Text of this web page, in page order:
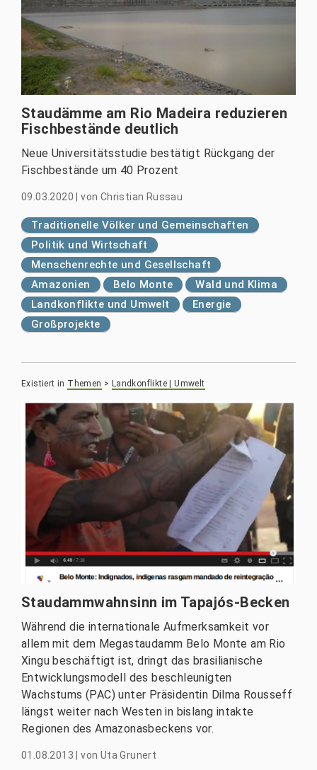
Staudämme am Rio Madeira reduzieren
Fischbestände deutlich
Neue Universitätsstudie bestätigt Rückgang der
Fischbestände um 40 Prozent
09.03.2020 |von Christian Russau
Traditionelle Völker und Gemeinschaften
Politik und Wirtschaft
Menschenrechte und Gesellschaft
Amazonien
Belo Monte
Wald und Klima
Landkonflikte und Umwelt
Energie
Großprojekte
Existiert in Themen > Landkonflikte | Umwelt
Staudammwahnsinn im Tapajós-Becken
Während die internationale Aufmerksamkeit vor
allem mit dem Megastaudamm Belo Monte am Rio
Xingu beschäftigt ist, dringt das brasilianische
Entwicklungsmodell des beschleunigten
Wachstums (PAC) unter Präsidentin Dilma Rousseff
längst weiter nach Westen in bislang intakte
Regionen des Amazonasbeckens vor.
01.08.2013 |von Uta Grunert